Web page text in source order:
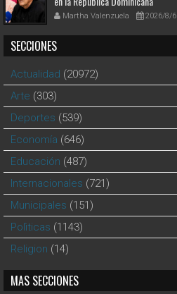
Martha Valenzuela 2026/8/6
SECCIONES
Actualidad (20972)
Arte (303)
Deportes (539)
Economía (646)
Educación (487)
Internacionales (721)
Municipales (151)
Polìticas (1143)
Religion (14)
MAS SECCIONES